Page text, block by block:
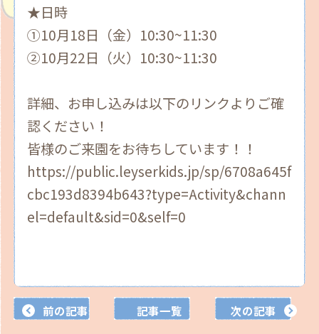
★日時
①10月18日（金）10:30~11:30
②10月22日（火）10:30~11:30
詳細、お申し込みは以下のリンクよりご確
認ください！
皆様のご来園をお待ちしています！！
https://public.leyserkids.jp/sp/6708a645f
cbc193d8394b643?type=Activity&chann
el=default&sid=0&self=0
前の記事 記事一覧 次の記事